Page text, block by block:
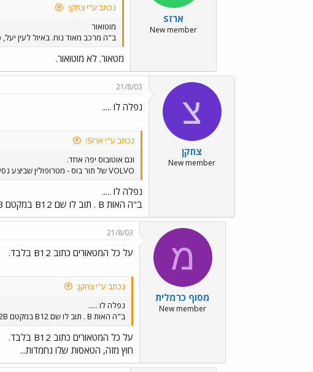
ארזS
New member
נכתב ע"י צחקן:
מוטואור
ב"ה מרכב מאוד נוח. באיול לעין
מטאור. לא מוטואור.
צ
צחקן
New member
21/8/03
נפלה לו .....
נכתב ע"י ארזS:
וגם אוטובוס יפה אחד.
VOLVO של תור בוס - מטרופולין שביצע נסיעה מיוחדת.
נפלה לו .....
ב"ה האות B . תוב לו שם B12 במקטם B12B
מ
מסוף כרמלית
New member
21/8/03
על כל המטאורים כתוב B12 בלבד.
נכתב ע"י צחקן:
נפלה לו .....
ב"ה האות B . תוב לו שם B12 במקטם B12B
על כל המטאורים כתוב B12 בלבד.
חוץ מזה, הטאסות שלו נחמדות...